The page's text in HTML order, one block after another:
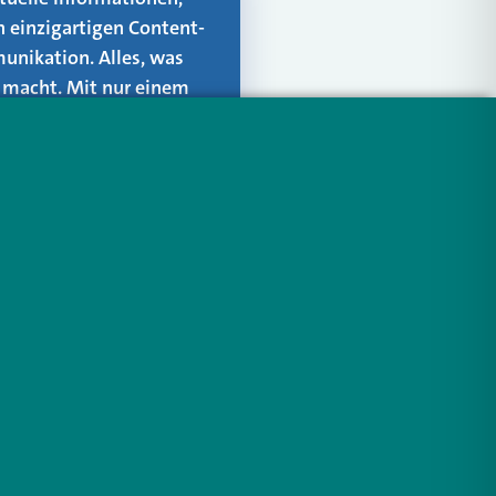
einzigartigen Content-
Alles, was
Mit nur einem